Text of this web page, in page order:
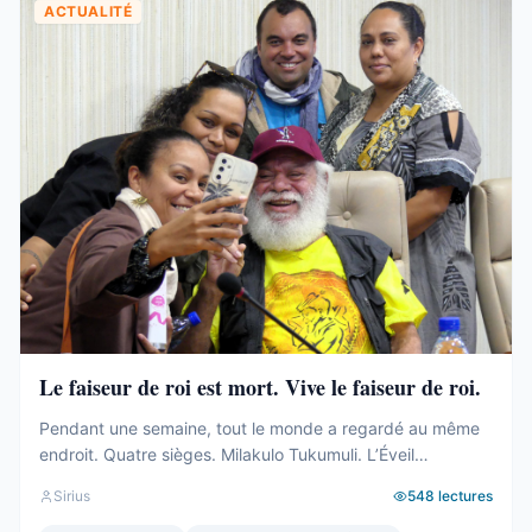
ACTUALITÉ
Le faiseur de roi est mort. Vive le faiseur de roi.
Pendant une semaine, tout le monde a regardé au même
endroit. Quatre sièges. Milakulo Tukumuli. L’Éveil
fait basculer. Depuis 2019, la formule était connue : quand
Sirius 548 lectures